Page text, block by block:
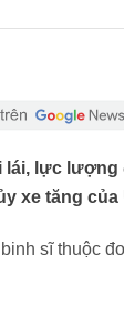
lực lượng
xe tăng của
sĩ thuộc